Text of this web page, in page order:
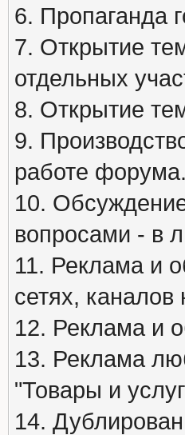
6. Пропаганда
7. Открытие
отдельных
8. Открытие
9.
работе форума.
10.
вопросами - в
11. Реклама и
сетях, каналов
12. Реклама и
13. Реклама
"Товары и
14.